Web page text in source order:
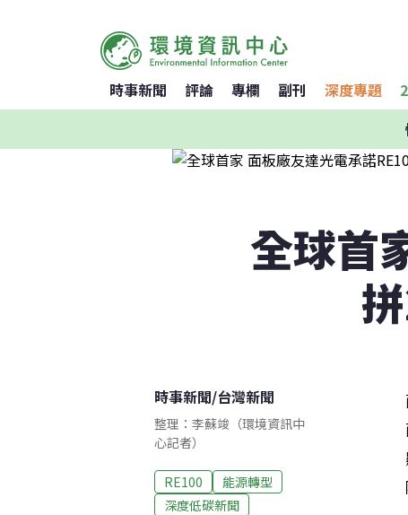
時事新聞 評論 專欄 副刊 深度專題
全球首
時事新聞/台灣新聞
整理：李蘇竣（環境資訊中
心記者）
RE100
能源轉型
深度低碳新聞